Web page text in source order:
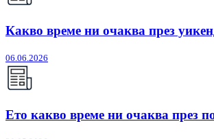
Какво време ни очаква през
06.06.2026
Ето какво време ни очаква през